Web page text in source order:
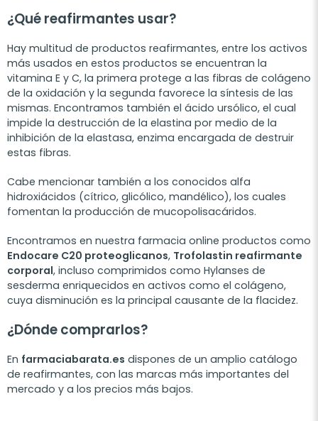
¿Qué reafirmantes usar?
Hay multitud de productos reafirmantes, entre los activos
más usados en estos productos se encuentran la
vitamina E y C, la primera protege a las fibras de colágeno
de la oxidación y la segunda favorece la síntesis de las
mismas. Encontramos también el ácido ursólico, el cual
impide la destrucción de la elastina por medio de la
inhibición de la elastasa, enzima encargada de destruir
estas fibras.
Cabe mencionar también a los conocidos alfa
hidroxiácidos (cítrico, glicólico, mandélico), los cuales
fomentan la producción de mucopolisacáridos.
Encontramos en nuestra farmacia online productos como
Endocare C20 proteoglicanos, Trofolastin reafirmante
corporal, incluso comprimidos como Hylanses de
sesderma enriquecidos en activos como el colágeno,
cuya disminución es la principal causante de la flacidez.
¿Dónde comprarlos?
En farmaciabarata.es dispones de un amplio catálogo
de reafirmantes, con las marcas más importantes del
mercado y a los precios más bajos.